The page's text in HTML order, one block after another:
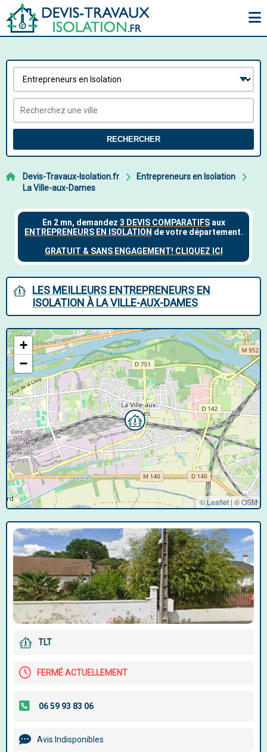
RECHERCHER
Devis-Travaux-Isolation.fr
Entrepreneurs en Isolation
La Ville-aux-Dames
LES MEILLEURS ENTREPRENEURS EN
ISOLATION À LA VILLE-AUX-DAMES
+
−
© Leaflet |©OSM
TLT
FERMÉ ACTUELLEMENT
Avis Indisponibles